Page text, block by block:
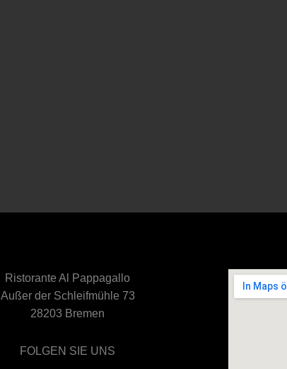
Ristorante Al Pappagallo
Außer der Schleifmühle 73
28203 Bremen
FOLGEN SIE UNS